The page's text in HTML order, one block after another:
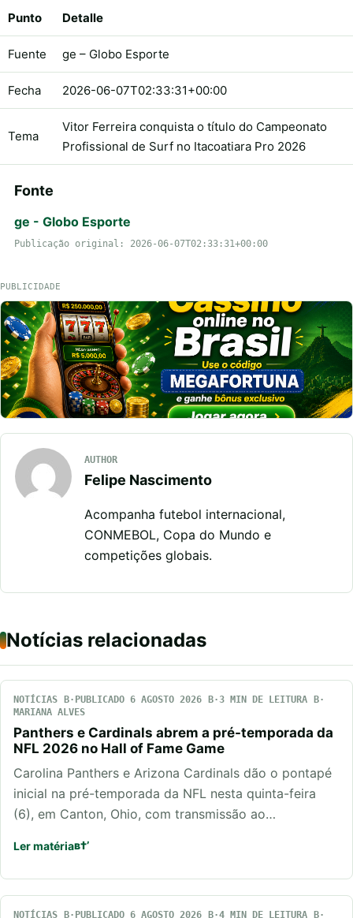
Punto Detalle
Fuente ge – Globo Esporte
Fecha 2026-06-07T02:33:31+00:00
Tema
Vitor Ferreira conquista o título do Campeonato
Profissional de Surf no Itacoatiara Pro 2026
Fonte
ge - Globo Esporte
Publicação original: 2026-06-07T02:33:31+00:00
PUBLICIDADE
AUTHOR
Felipe Nascimento
Acompanha futebol internacional,
CONMEBOL, Copa do Mundo e
competições globais.
Notícias relacionadas
NOTÍCIAS PUBLICADO 6 AGOSTO 2026
3 MIN DE LEITURA
MARIANA ALVES
Panthers e Cardinals abrem a pré-temporada da
NFL 2026 no Hall of Fame Game
Carolina Panthers e Arizona Cardinals dão o pontapé
inicial na pré-temporada da NFL nesta quinta-feira
(6), em Canton, Ohio, com transmissão ao…
Ler matéria
NOTÍCIAS PUBLICADO 6 AGOSTO 2026
4 MIN DE LEITURA